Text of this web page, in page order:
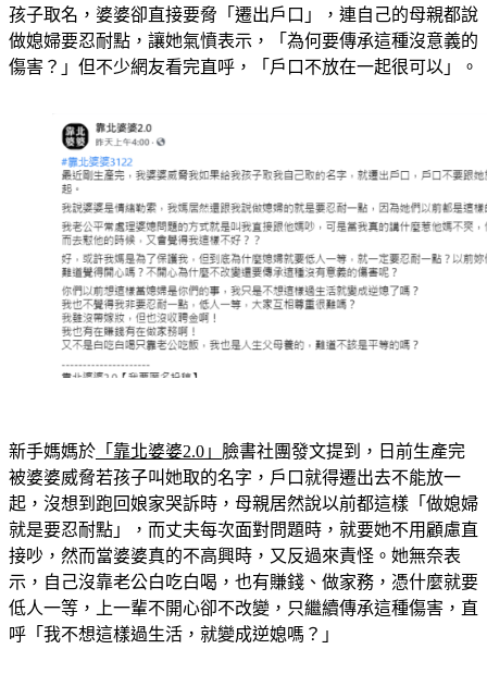
孩子取名，婆婆卻直接要脅「遷出戶口」，連自己的母親都說
做媳婦要忍耐點，讓她氣憤表示，「為何要傳承這種沒意義的
傷害？」但不少網友看完直呼，「戶口不放在一起很可以」。
新手媽媽於 「靠北婆婆2.0」 臉書社團發文提到，日前生產完
被婆婆威脅若孩子叫她取的名字，戶口就得遷出去不能放一
起，沒想到跑回娘家哭訴時，母親居然說以前都這樣「做媳婦
就是要忍耐點」，而丈夫每次面對問題時，就要她不用顧慮直
接吵，然而當婆婆真的不高興時，又反過來責怪。她無奈表
示，自己沒靠老公白吃白喝，也有賺錢、做家務，憑什麼就要
低人一等，上一輩不開心卻不改變，只繼續傳承這種傷害，直
呼「我不想這樣過生活，就變成逆媳嗎？」